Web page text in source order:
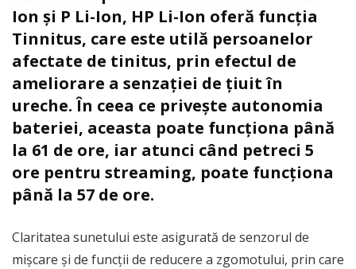
Ion și P Li-Ion, HP Li-Ion oferă funcția
Tinnitus, care este utilă persoanelor
afectate de tinitus, prin efectul de
ameliorare a senzației de țiuit în
ureche. În ceea ce privește autonomia
bateriei, aceasta poate funcționa până
la 61 de ore, iar atunci când petreci 5
ore pentru streaming, poate funcționa
până la 57 de ore.
Claritatea sunetului este asigurată de senzorul de
mișcare și de funcții de reducere a zgomotului, prin care